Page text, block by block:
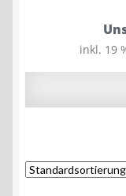
inkl. 19